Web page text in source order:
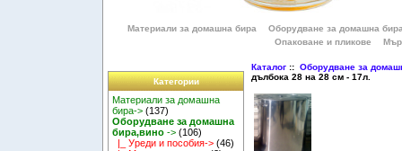
Материали за домашна бира
Оборудване за домашна
Опаковане и пликове
Категории
Материали за домашна
бира-> (137)
Оборудване за домашна
бира,вино-> (106)
|_ Уреди и пособия-> (46)
Каталог:: Оборудване за
дълбока 28 на 28 см - 17л.